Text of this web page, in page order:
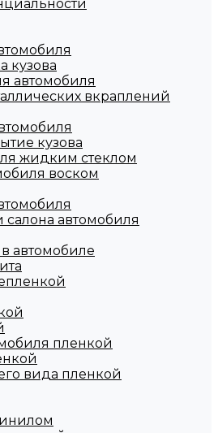
кузова
автомобиля
вкраплений
кузова
жидким стеклом
воском
автомобиля
автомобиле
пленкой
вида пленкой